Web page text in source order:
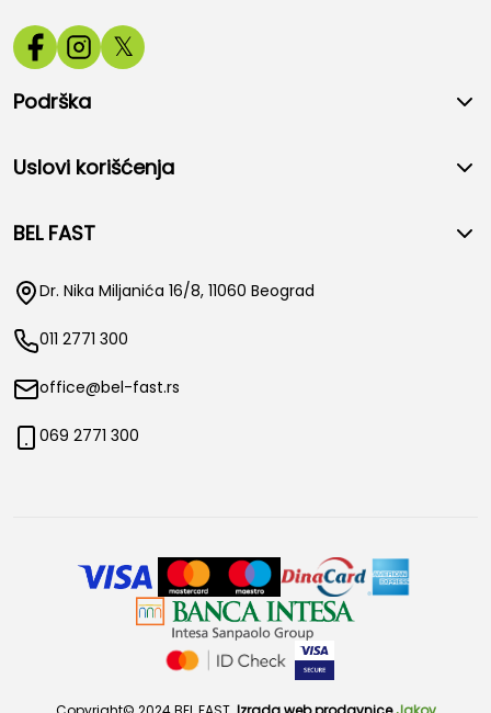
𝕏
Podrška
Uslovi korišćenja
BEL FAST
Dr. Nika Miljanića 16/8, 11060 Beograd
011 2771 300
office@bel-fast.rs
069 2771 300